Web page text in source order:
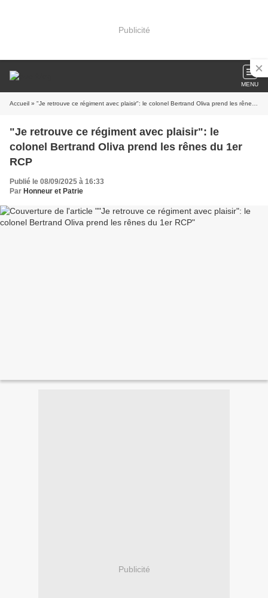
Publicité
MENU
Accueil » "Je retrouve ce régiment avec plaisir": le colonel Bertrand Oliva prend les rênes du 1er RCP
"Je retrouve ce régiment avec plaisir": le
colonel Bertrand Oliva prend les rênes du 1er
RCP
Publié le 08/09/2025 à 16:33
Par Honneur et Patrie
Publicité